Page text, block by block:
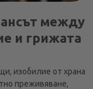
между
и грижата
изобилие от храна
преживяване,